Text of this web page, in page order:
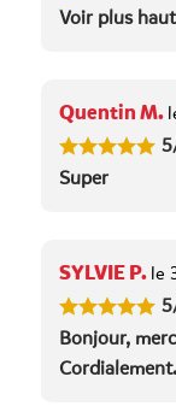
Voir plus haut
Quentin M.
Super
SYLVIE P. le
Bonjour,
Cordialement.